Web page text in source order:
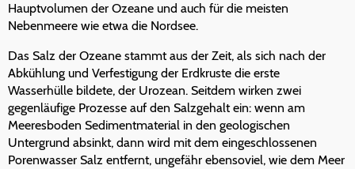
Hauptvolumen der Ozeane und auch für die meisten
Nebenmeere wie etwa die Nordsee.
Das Salz der Ozeane stammt aus der Zeit, als sich nach der
Abkühlung und Verfestigung der Erdkruste die erste
Wasserhülle bildete, der Urozean. Seitdem wirken zwei
gegenläufige Prozesse auf den Salzgehalt ein: wenn am
Meeresboden Sedimentmaterial in den geologischen
Untergrund absinkt, dann wird mit dem eingeschlossenen
Porenwasser Salz entfernt, ungefähr ebensoviel, wie dem Meer